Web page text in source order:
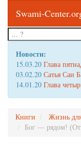
Swami-
Новости:
15.03.20 Глава
03.02.20 Сатья Саи
14.01.20 Глава
Книги
Жизнь
Бог — рядом!